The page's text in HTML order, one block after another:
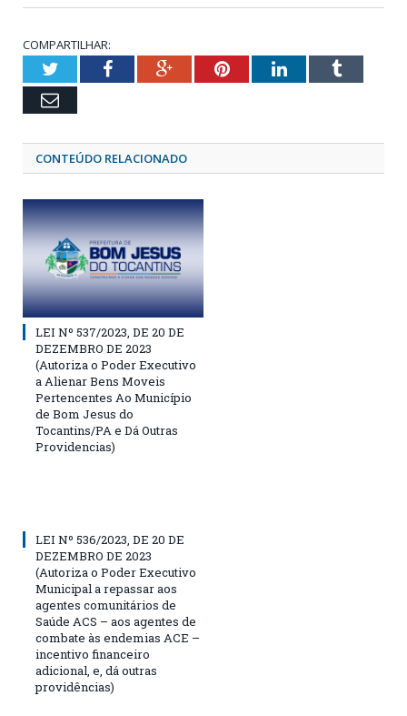
COMPARTILHAR:
TwitterFacebookGoogle+PinterestLinkedInTumblr
Email
CONTEÚDO RELACIONADO
LEI Nº 537/2023, DE 20 DE
DEZEMBRO DE 2023
(Autoriza o Poder Executivo
a Alienar Bens Moveis
Pertencentes Ao Município
de Bom Jesus do
Tocantins/PA e Dá Outras
Providencias)
LEI Nº 536/2023, DE 20 DE
DEZEMBRO DE 2023
(Autoriza o Poder Executivo
Municipal a repassar aos
agentes comunitários de
Saúde ACS – aos agentes de
combate às endemias ACE –
incentivo financeiro
adicional, e, dá outras
providências)